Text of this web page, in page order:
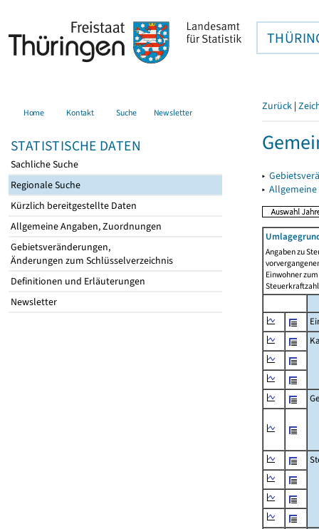
Home Kontakt Suche Newsletter
STATISTISCHE DATEN
Sachliche Suche
Regionale Suche
Kürzlich bereitgestellte Daten
Allgemeine Angaben, Zuordnungen
Gebietsveränderungen,
Änderungen zum Schlüsselverzeichnis
Definitionen und Erläuterungen
Newsletter
Zurück |
▸
▸
Angaben zu
Einwohner